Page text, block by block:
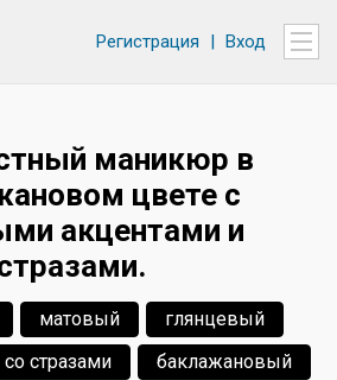
Регистрация | Вход
маникюр в
цвете с
акцентами и
матовый
глянцевый
со стразами баклажановый